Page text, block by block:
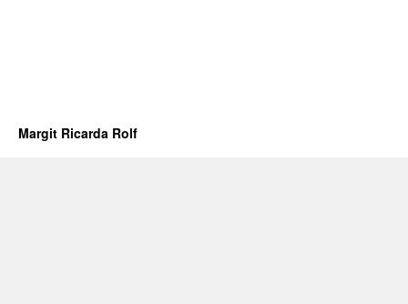
Margit Ricarda Rolf